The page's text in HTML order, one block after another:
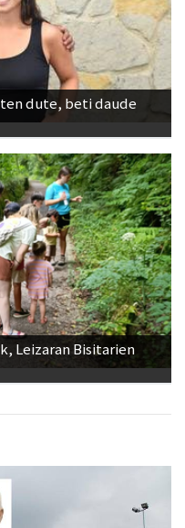
dute, beti daude
Leizaran Bisitarien